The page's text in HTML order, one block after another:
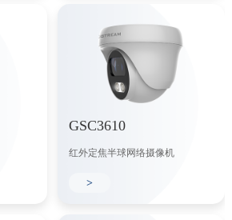
GSC3610
红外定焦半球网络摄像机
>